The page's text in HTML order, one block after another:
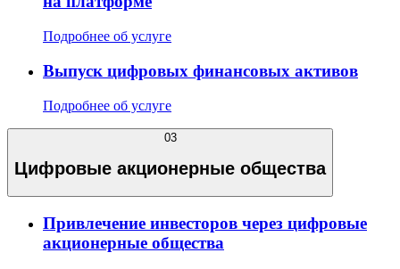
Подробнее об услуге
Выпуск цифровых финансовых активов
Подробнее об услуге
03
Цифровые акционерные общества
Привлечение инвесторов через цифровые
акционерные общества